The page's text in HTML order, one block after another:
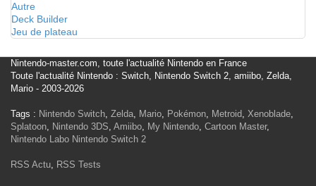
Autre
Deck Builder
Jeu de plateau
Nintendo-master.com, toute l'actualité Nintendo en France
Toute l'actualité Nintendo : Switch, Nintendo Switch 2, amiibo, Zelda,
Mario - 2003-2026
Tags : Nintendo Switch, Zelda, Mario, Pokémon, Metroid, Xenoblade,
Splatoon, Nintendo 3DS, Amiibo, My Nintendo, Cartoon Master,
Nintendo Labo Nintendo Switch 2
RSS Actu, RSS Tests